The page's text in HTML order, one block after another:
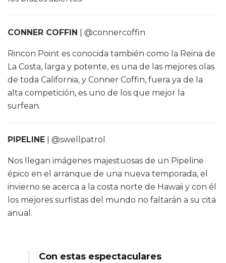
CONNER COFFIN | @connercoffin
Rincon Point es conocida también como la Reina de
La Costa, larga y potente, es una de las mejores olas
de toda California, y Conner Coffin, fuera ya de la
alta competición, es uno de los que mejor la
surfean.
PIPELINE | @swellpatrol
Nos llegan imágenes majestuosas de un Pipeline
épico en el arranque de una nueva temporada, el
invierno se acerca a la costa norte de Hawaii y con él
los mejores surfistas del mundo no faltarán a su cita
anual.
Con estas espectaculares